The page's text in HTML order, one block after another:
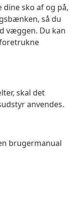
dine sko af og på,
så du
væggen. Du kan
skal det
anvendes.
brugermanual